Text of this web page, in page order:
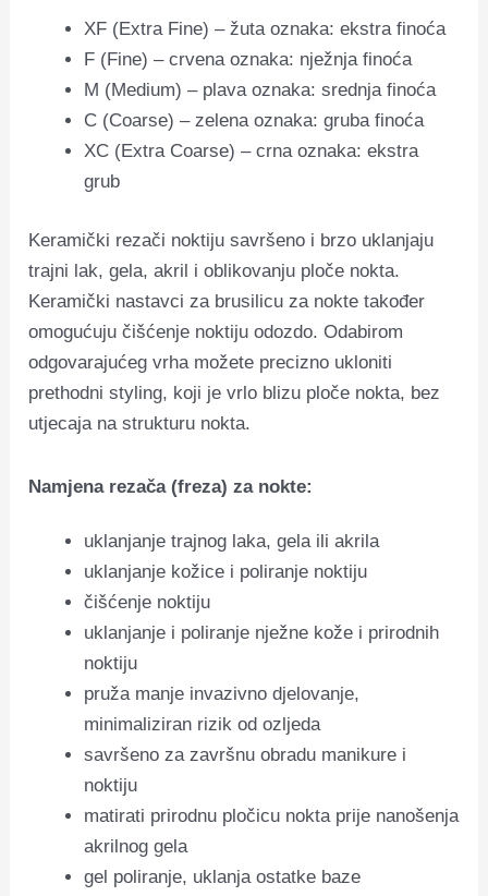
XF (Extra Fine) – žuta oznaka: ekstra finoća
F (Fine) – crvena oznaka: nježnja finoća
M (Medium) – plava oznaka: srednja finoća
C (Coarse) – zelena oznaka: gruba finoća
XC (Extra Coarse) – crna oznaka: ekstra
grub
Keramički rezači noktiju savršeno i brzo uklanjaju
trajni lak, gela, akril i oblikovanju ploče nokta.
Keramički nastavci za brusilicu za nokte također
omogućuju čišćenje noktiju odozdo. Odabirom
odgovarajućeg vrha možete precizno ukloniti
prethodni styling, koji je vrlo blizu ploče nokta, bez
utjecaja na strukturu nokta.
Namjena rezača (freza) za nokte:
uklanjanje trajnog laka, gela ili akrila
uklanjanje kožice i poliranje noktiju
čišćenje noktiju
uklanjanje i poliranje nježne kože i prirodnih
noktiju
pruža manje invazivno djelovanje,
minimaliziran rizik od ozljeda
savršeno za završnu obradu manikure i
noktiju
matirati prirodnu pločicu nokta prije nanošenja
akrilnog gela
gel poliranje, uklanja ostatke baze